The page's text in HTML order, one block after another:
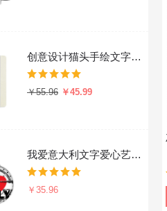
创意设计猫头手绘文字设计 硬质笔记本办公记事本子学生用
￥55.96 ￥45.99
我爱意大利文字爱心艺术字插画图案 圆形徽章胸章胸牌装饰挂牌5件
￥35.96